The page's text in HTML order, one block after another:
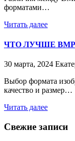
форматами…
Читать далее
ЧТО ЛУЧШЕ BMP
30 марта, 2024
Выбор формата
качество и размер…
Читать далее
Свежие записи